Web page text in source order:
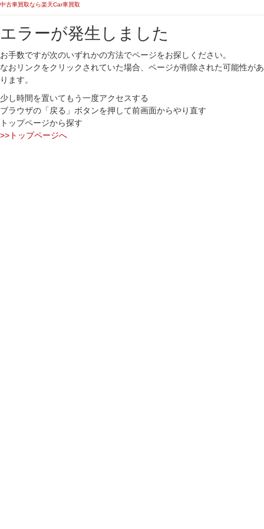
中古車買取なら楽天Car車買取
エラーが発生しました
お手数ですが次のいずれかの方法でページをお探しください。
なおリンクをクリックされていた場合、ページが削除された可能性があ
ります。
少し時間を置いてもう一度アクセスする
ブラウザの「戻る」ボタンを押して前画面からやり直す
トップページから探す
>>トップページへ